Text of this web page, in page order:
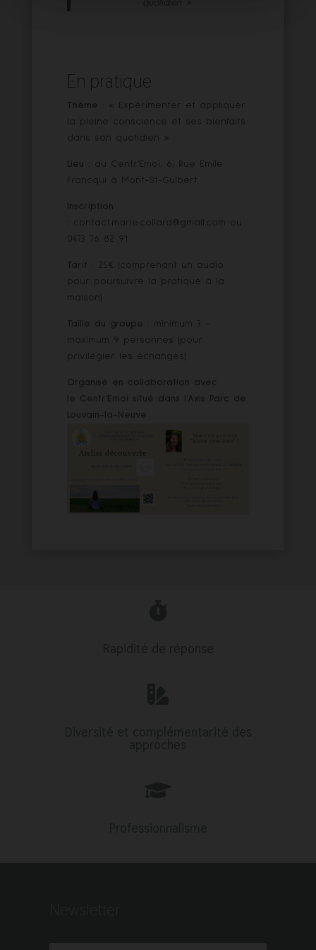
En pratique
Thème :
« Expérimenter et appliquer
la pleine conscience et ses bienfaits
dans son quotidien »
Lieu :
au Centr’Emoi, 6, Rue Emile
Francqui à Mont-St-Guibert
Inscription
contact.marie.collard@gmail.com ou
0473 76 82 91
Tarif :
25€ (comprenant un audio
pour poursuivre la pratique à la
maison)
Taille du groupe :
minimum 3 –
maximum 9 personnes (pour
privilégier les échanges)
Organisé en collaboration avec
le Centr’Emoi situé dans l’Axis Parc de
Louvain-la-Neuve